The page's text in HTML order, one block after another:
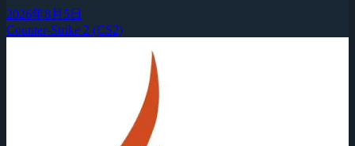
2026年8月5日
Counter-Strike 2 (CS2)